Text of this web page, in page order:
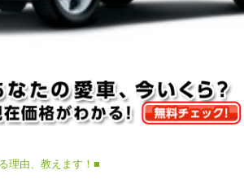
理由、教えます！■